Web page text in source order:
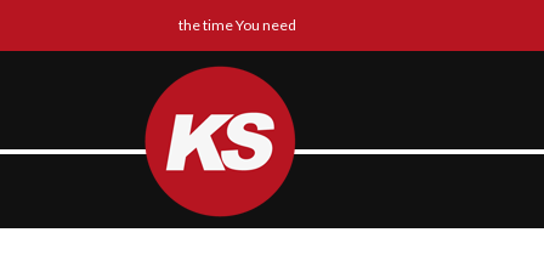
the time You need